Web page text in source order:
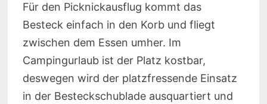
Für den Picknickausflug kommt das
Besteck einfach in den Korb und fliegt
zwischen dem Essen umher. Im
Campingurlaub ist der Platz kostbar,
deswegen wird der platzfressende Einsatz
in der Besteckschublade ausquartiert und